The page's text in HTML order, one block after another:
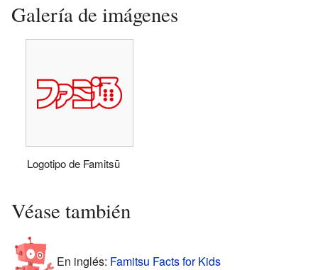
Galería de imágenes
Logotipo de Famitsū
Véase también
En inglés: Famitsu Facts for Kids